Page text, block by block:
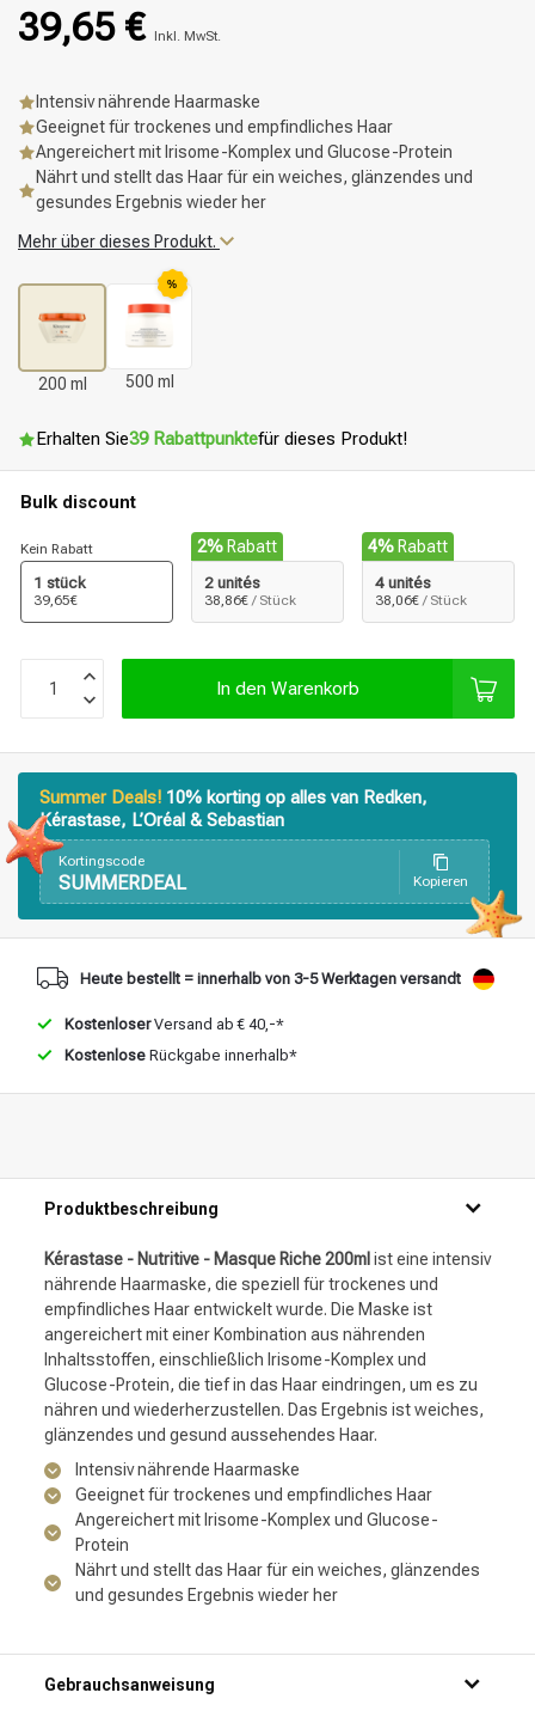
Stylingprodukte Haarfärbung
39,65 € Inkl. MwSt.
Intensiv nährende Haarmaske
Geeignet für trockenes und empfindliches Haar
Angereichert mit Irisome-Komplex und Glucose-Protein
Nährt und stellt das Haar für ein weiches, glänzendes und
gesundes Ergebnis wieder her
Mehr über dieses Produkt.
200 ml
%
500 ml
Erhalten Sie39 Rabattpunktefür dieses Produkt!
Bulk discount
Kein Rabatt
1 stück
39,65€
2% Rabatt
2 unités
38,86€ / Stück
4% Rabatt
4 unités
38,06€ / Stück
In den Warenkorb
Summer Deals! 10% korting op alles van Redken,
Kérastase, L’Oréal & Sebastian
Kortingscode
SUMMERDEAL Kopieren
Heute bestellt = innerhalb von 3-5 Werktagen versandt
KostenloserVersand ab € 40,-*
Kostenlose Rückgabe innerhalb*
Produktbeschreibung
Kérastase - Nutritive - Masque Riche 200ml ist eine intensiv
nährende Haarmaske, die speziell für trockenes und
empfindliches Haar entwickelt wurde. Die Maske ist
angereichert mit einer Kombination aus nährenden
Inhaltsstoffen, einschließlich Irisome-Komplex und
Glucose-Protein, die tief in das Haar eindringen, um es zu
nähren und wiederherzustellen. Das Ergebnis ist weiches,
glänzendes und gesund aussehendes Haar.
Intensiv nährende Haarmaske
Geeignet für trockenes und empfindliches Haar
Angereichert mit Irisome-Komplex und Glucose-
Protein
Nährt und stellt das Haar für ein weiches, glänzendes
und gesundes Ergebnis wieder her
Gebrauchsanweisung